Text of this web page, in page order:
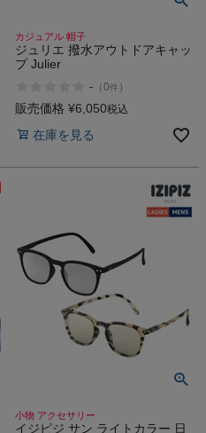
カジュアル 帽子
ジュリエ 撥水アウトドアキャッ
プ Julier
- （0件 ）
販売価格 ¥6,050税込
在庫を見る
小物 アクセサリー
イジピジ サン ライトカラー 日